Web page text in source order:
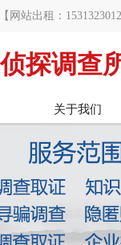
网站出租：
取证,苏州婚姻调查取
探调查
关于我们